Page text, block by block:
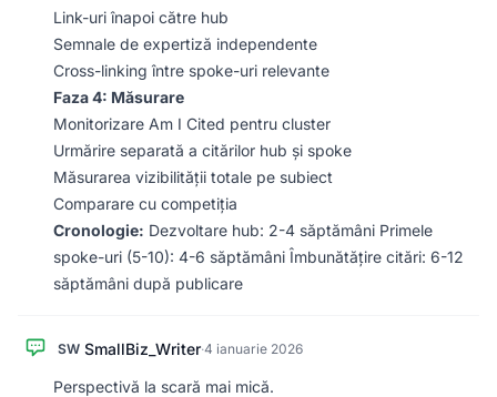
Link-uri înapoi către hub
Semnale de expertiză independente
Cross-linking între spoke-uri relevante
Faza 4: Măsurare
Monitorizare Am I Cited pentru cluster
Urmărire separată a citărilor hub și spoke
Măsurarea vizibilității totale pe subiect
Comparare cu competiția
Cronologie: Dezvoltare hub: 2-4 săptămâni Primele
spoke-uri (5-10): 4-6 săptămâni Îmbunătățire citări: 6-12
săptămâni după publicare
SW SmallBiz_Writer·4 ianuarie 2026
Perspectivă la scară mai mică.